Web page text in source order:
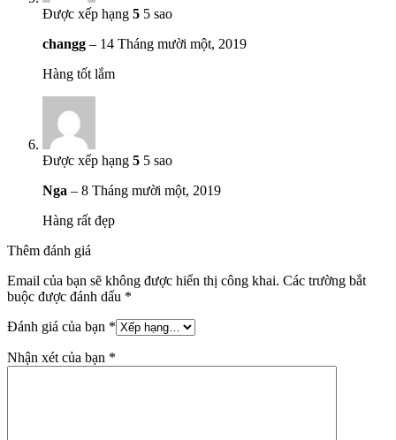
Được xếp hạng 5 5 sao
changg – 14 Tháng mười một, 2019
Hàng tốt lắm
Được xếp hạng 5 5 sao
Nga – 8 Tháng mười một, 2019
Hàng rất đẹp
Thêm đánh giá
Email của bạn sẽ không được hiển thị công khai. Các trường bắt
buộc được đánh dấu *
Đánh giá của bạn *
Nhận xét của bạn *